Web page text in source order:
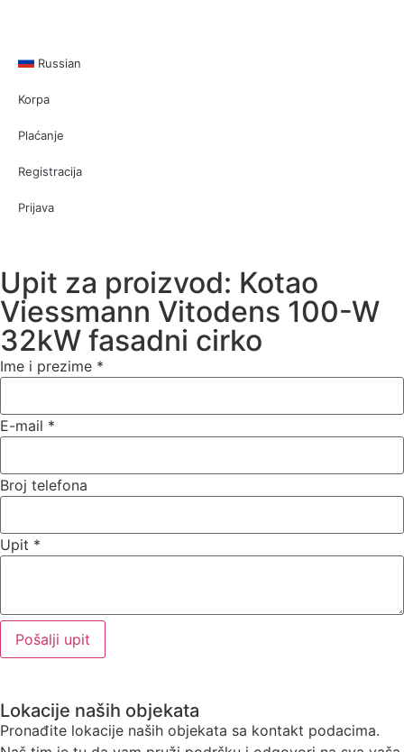
Russian
Korpa
Plaćanje
Registracija
Prijava
Upit za proizvod: Kotao
Viessmann Vitodens 100-W
32kW fasadni cirko
Ime i prezime *
E-mail *
Broj telefona
Upit *
Pošalji upit
Lokacije naših objekata
Pronađite lokacije naših objekata sa kontakt podacima.